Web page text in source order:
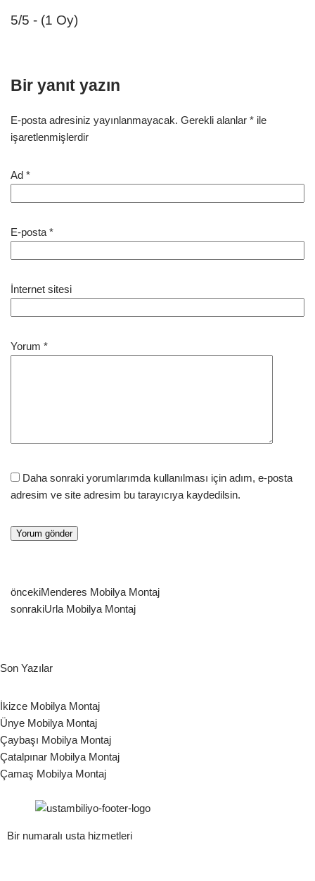
5/5 - (1 Oy)
Bir yanıt yazın
E-posta adresiniz yayınlanmayacak. Gerekli alanlar * ile
işaretlenmişlerdir
Ad *
E-posta *
İnternet sitesi
Yorum *
Daha sonraki yorumlarımda kullanılması için adım, e-posta
adresim ve site adresim bu tarayıcıya kaydedilsin.
öncekiMenderes Mobilya Montaj
sonrakiUrla Mobilya Montaj
Son Yazılar
İkizce Mobilya Montaj
Ünye Mobilya Montaj
Çaybaşı Mobilya Montaj
Çatalpınar Mobilya Montaj
Çamaş Mobilya Montaj
Bir numaralı usta hizmetleri